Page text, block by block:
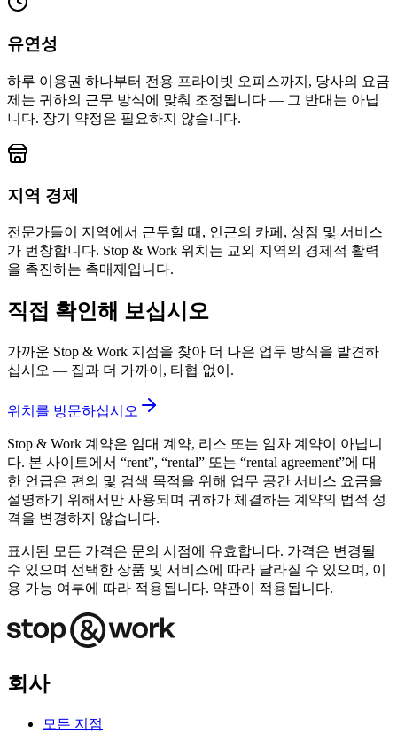
유연성
하루 이용권 하나부터 전용 프라이빗 오피스까지, 당사의 요금
제는 귀하의 근무 방식에 맞춰 조정됩니다 — 그 반대는 아닙
니다. 장기 약정은 필요하지 않습니다.
지역 경제
전문가들이 지역에서 근무할 때, 인근의 카페, 상점 및 서비스
가 번창합니다. Stop & Work 위치는 교외 지역의 경제적 활력
을 촉진하는 촉매제입니다.
직접 확인해 보십시오
가까운 Stop & Work 지점을 찾아 더 나은 업무 방식을 발견하
십시오 — 집과 더 가까이, 타협 없이.
위치를 방문하십시오
Stop & Work 계약은 임대 계약, 리스 또는 임차 계약이 아닙니
다. 본 사이트에서 “rent”, “rental” 또는 “rental agreement”에 대
한 언급은 편의 및 검색 목적을 위해 업무 공간 서비스 요금을
설명하기 위해서만 사용되며 귀하가 체결하는 계약의 법적 성
격을 변경하지 않습니다.
표시된 모든 가격은 문의 시점에 유효합니다. 가격은 변경될
수 있으며 선택한 상품 및 서비스에 따라 달라질 수 있으며, 이
용 가능 여부에 따라 적용됩니다. 약관이 적용됩니다.
회사
모든 지점